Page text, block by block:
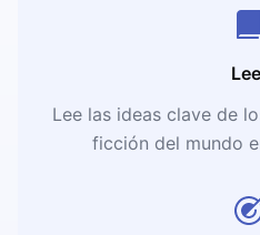
Lee las ideas clave de
ficción del mundo